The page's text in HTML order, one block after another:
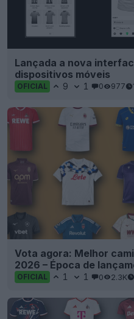
Lançada a nova
dispositivos móveis
OFICIAL 9 1 0 977
Vota agora: Melhor
2026 – Época de
OFICIAL 1 1 0 2.3K